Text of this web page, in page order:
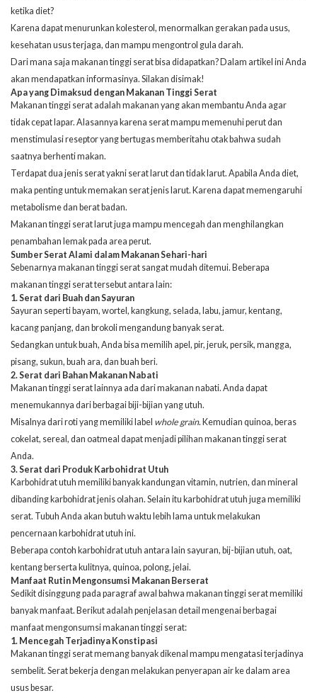
ketika diet?
Karena dapat menurunkan kolesterol, menormalkan gerakan pada usus,
kesehatan usus terjaga, dan mampu mengontrol gula darah.
Dari mana saja makanan tinggi serat bisa didapatkan? Dalam artikel ini Anda
akan mendapatkan informasinya. Silakan disimak!
Apa yang Dimaksud dengan Makanan Tinggi Serat
Makanan tinggi serat adalah makanan yang akan membantu Anda agar
tidak cepat lapar. Alasannya karena serat mampu memenuhi perut dan
menstimulasi reseptor yang bertugas memberitahu otak bahwa sudah
saatnya berhenti makan.
Terdapat dua jenis serat yakni serat larut dan tidak larut. Apabila Anda diet,
maka penting untuk memakan serat jenis larut. Karena dapat memengaruhi
metabolisme dan berat badan.
Makanan tinggi serat larut juga mampu mencegah dan menghilangkan
penambahan lemak pada area perut.
Sumber Serat Alami dalam Makanan Sehari-hari
Sebenarnya makanan tinggi serat sangat mudah ditemui. Beberapa
makanan tinggi serat tersebut antara lain:
1. Serat dari Buah dan Sayuran
Sayuran seperti bayam, wortel, kangkung, selada, labu, jamur, kentang,
kacang panjang, dan brokoli mengandung banyak serat.
Sedangkan untuk buah, Anda bisa memilih apel, pir, jeruk, persik, mangga,
pisang, sukun, buah ara, dan buah beri.
2. Serat dari Bahan Makanan Nabati
Makanan tinggi serat lainnya ada dari makanan nabati. Anda dapat
menemukannya dari berbagai biji-bijian yang utuh.
Misalnya dari roti yang memiliki label whole grain. Kemudian quinoa, beras
cokelat, sereal, dan oatmeal dapat menjadi pilihan makanan tinggi serat
Anda.
3. Serat dari Produk Karbohidrat Utuh
Karbohidrat utuh memiliki banyak kandungan vitamin, nutrien, dan mineral
dibanding karbohidrat jenis olahan. Selain itu karbohidrat utuh juga memiliki
serat. Tubuh Anda akan butuh waktu lebih lama untuk melakukan
pencernaan karbohidrat utuh ini.
Beberapa contoh karbohidrat utuh antara lain sayuran, bij-bijian utuh, oat,
kentang berserta kulitnya, quinoa, polong, jelai.
Manfaat Rutin Mengonsumsi Makanan Berserat
Sedikit disinggung pada paragraf awal bahwa makanan tinggi serat memiliki
banyak manfaat. Berikut adalah penjelasan detail mengenai berbagai
manfaat mengonsumsi makanan tinggi serat:
1. Mencegah Terjadinya Konstipasi
Makanan tinggi serat memang banyak dikenal mampu mengatasi terjadinya
sembelit. Serat bekerja dengan melakukan penyerapan air ke dalam area
usus besar.